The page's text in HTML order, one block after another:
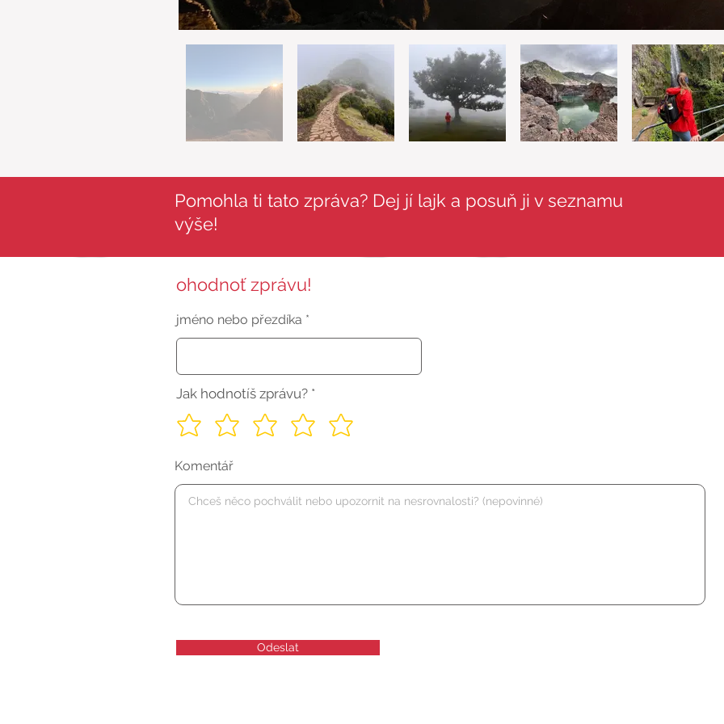
Pomohla ti tato zpráva? Dej jí lajk a posuň ji v seznamu
výše!
ohodnoť zprávu!
jméno nebo přezdíka
Jak hodnotíš zprávu?
Komentář
Odeslat